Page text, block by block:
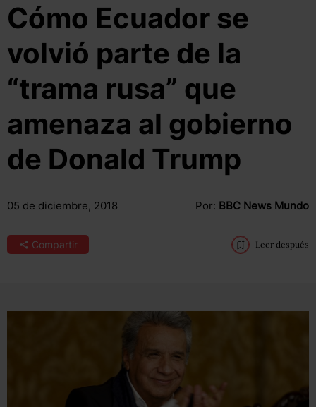
Cómo Ecuador se
volvió parte de la
“trama rusa” que
amenaza al gobierno
de Donald Trump
05 de diciembre, 2018 Por: BBC News Mundo
Compartir Leer después